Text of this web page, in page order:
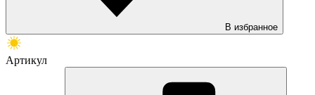
В избранное
Артикул